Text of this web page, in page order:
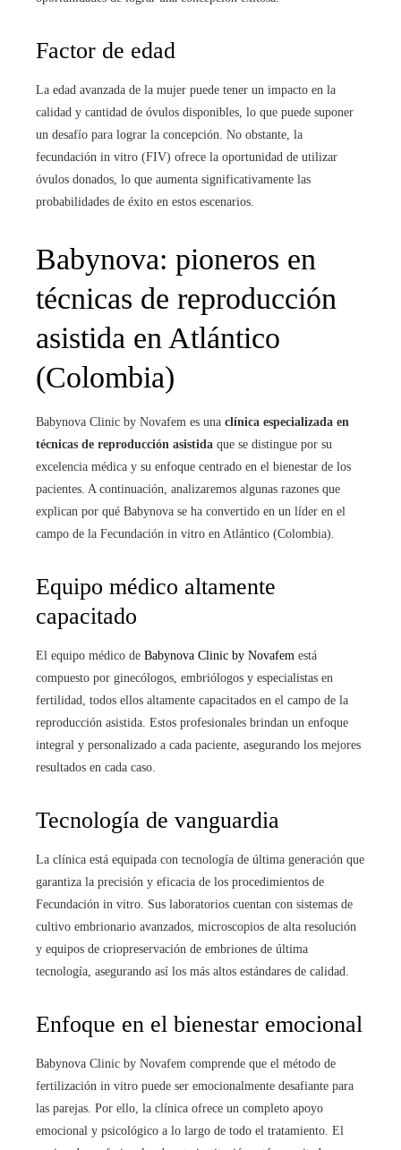
Factor de edad
La edad avanzada de la mujer puede tener un impacto en la
calidad y cantidad de óvulos disponibles, lo que puede suponer
un desafío para lograr la concepción. No obstante, la
fecundación in vitro (FIV) ofrece la oportunidad de utilizar
óvulos donados, lo que aumenta significativamente las
probabilidades de éxito en estos escenarios.
Babynova: pioneros en
técnicas de reproducción
asistida en Atlántico
(Colombia)
Babynova Clinic by Novafem es una clínica especializada en
técnicas de reproducción asistida que se distingue por su
excelencia médica y su enfoque centrado en el bienestar de los
pacientes. A continuación, analizaremos algunas razones que
explican por qué Babynova se ha convertido en un líder en el
campo de la Fecundación in vitro en Atlántico (Colombia).
Equipo médico altamente
capacitado
El equipo médico de Babynova Clinic by Novafem está
compuesto por ginecólogos, embriólogos y especialistas en
fertilidad, todos ellos altamente capacitados en el campo de la
reproducción asistida. Estos profesionales brindan un enfoque
integral y personalizado a cada paciente, asegurando los mejores
resultados en cada caso.
Tecnología de vanguardia
La clínica está equipada con tecnología de última generación que
garantiza la precisión y eficacia de los procedimientos de
Fecundación in vitro. Sus laboratorios cuentan con sistemas de
cultivo embrionario avanzados, microscopios de alta resolución
y equipos de criopreservación de embriones de última
tecnología, asegurando así los más altos estándares de calidad.
Enfoque en el bienestar emocional
Babynova Clinic by Novafem comprende que el método de
fertilización in vitro puede ser emocionalmente desafiante para
las parejas. Por ello, la clínica ofrece un completo apoyo
emocional y psicológico a lo largo de todo el tratamiento. El